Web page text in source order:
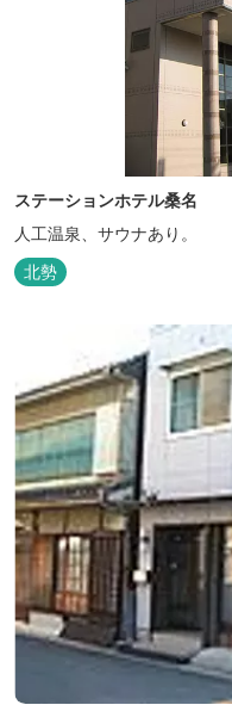
ステーションホテル桑名
人工温泉、サウナあり。
北勢